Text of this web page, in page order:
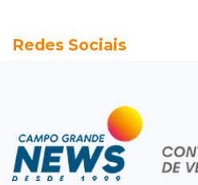
terreno e causa incêndio
Inteligência Artificial
encurta tarefas
12:08Decisão judicial
Redes Sociais